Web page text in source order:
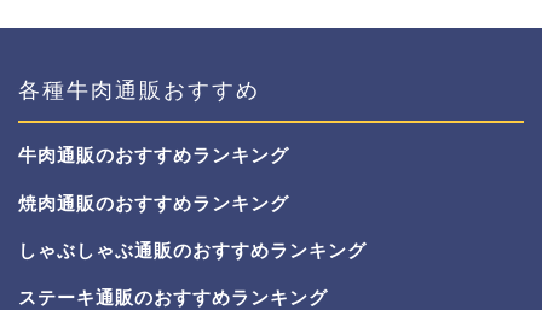
各種牛肉通販おすすめ
牛肉通販のおすすめランキング
焼肉通販のおすすめランキング
しゃぶしゃぶ通販のおすすめランキング
ステーキ通販のおすすめランキング